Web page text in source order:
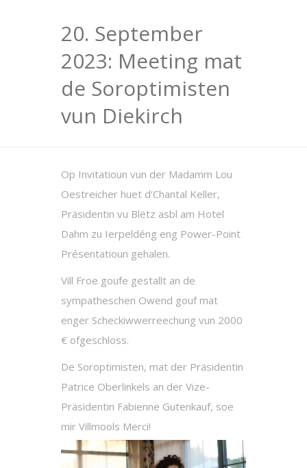
20. September
2023: Meeting mat
de Soroptimisten
vun Diekirch
Op Invitatioun vun der Madamm Lou
Oestreicher huet d’Chantal Keller,
Präsidentin vu Blëtz asbl am Hotel
Dahm zu Ierpeldéng eng Power-Point
Présentatioun gehalen.
Vill Froe goufe gestallt an de
sympatheschen Owend gouf mat
enger Scheckiwwerreechung vun 2000
€ ofgeschloss.
De Soroptimisten, mat der Präsidentin
Patrice Oberlinkels an der Vize-
Präsidentin Fabienne Gutenkauf, soe
mir Villmools Merci!